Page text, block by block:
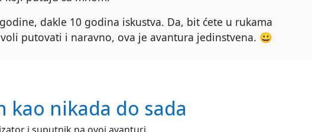
dakle 10 godina iskustva. Da, bit ćete u rukama
putovati i naravno, ova je avantura jedinstvena. 😀
kao nikada do sada